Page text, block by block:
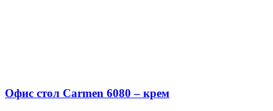
Офис стол Carmen 6080 – крем